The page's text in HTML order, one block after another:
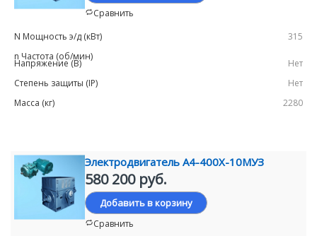
Сравнить
315
Нет
Нет
2280
Электродвигатель А4-400Х-10MУЗ
580 200 руб.
Добавить в корзину
Сравнить